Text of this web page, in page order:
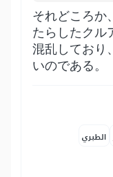
それどころか
たらしたクル
混乱しており
いのである。
الطبري